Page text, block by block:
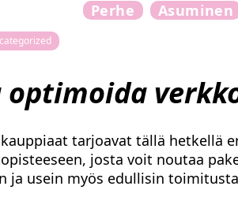
Perhe Asuminen
tarjoavat tällä hetkellä
josta voit noutaa
ja usein myös edullisin